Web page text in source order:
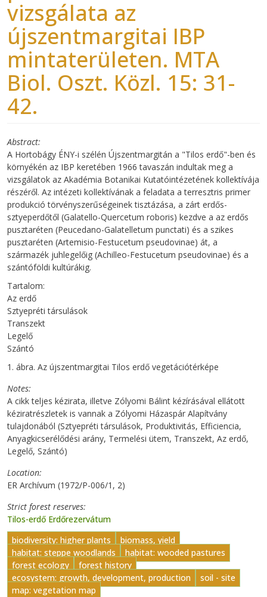
vizsgálata az
újszentmargitai IBP
mintaterületen. MTA
Biol. Oszt. Közl. 15: 31-
42.
Abstract
A Hortobágy ÉNY-i szélén Újszentmargitán a "Tilos erdő"-ben és
környékén az IBP keretében 1966 tavaszán indultak meg a
vizsgálatok az Akadémia Botanikai Kutatóintézetének kollektívája
részéről. Az intézeti kollektívának a feladata a terresztris primer
produkció törvényszerűségeinek tisztázása, a zárt erdős-
sztyeperdőtől (Galatello-Quercetum roboris) kezdve a az erdős
pusztaréten (Peucedano-Galatelletum punctati) és a szikes
pusztaréten (Artemisio-Festucetum pseudovinae) át, a
származék juhlegelőig (Achilleo-Festucetum pseudovinae) és a
szántóföldi kultúrákig.
Tartalom:
Az erdő
Sztyepréti társulások
Transzekt
Legelő
Szántó
1. ábra. Az újszentmargitai Tilos erdő vegetációtérképe
Notes
A cikk teljes kézirata, illetve Zólyomi Bálint kézírásával ellátott
kéziratrészletek is vannak a Zólyomi Házaspár Alapítvány
tulajdonából (Sztyepréti társulások, Produktivitás, Efficiencia,
Anyagkicserélődési arány, Termelési ütem, Transzekt, Az erdő,
Legelő, Szántó)
Location
ER Archívum (1972/P-006/1, 2)
Strict forest reserves
Tilos-erdő Erdőrezervátum
biodiversity: higher plants
biomass, yield
habitat: steppe woodlands
habitat: wooded pastures
forest ecology
forest history
ecosystem: growth, development, production
soil - site
map: vegetation map